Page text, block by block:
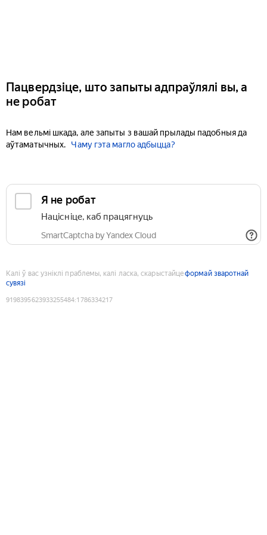
Пацвердзіце, што запыты адпраўлялі вы, а
не робат
Нам вельмі шкада, але запыты з вашай прылады падобныя да
аўтаматычных.
Чаму гэта магло адбыцца?
Я не робат
Націсніце, каб працягнуць
SmartCaptcha by Yandex Cloud
Калі ў вас узніклі праблемы, калі ласка, скарыстайцеформай зваротнай
сувязі
9198395623933255484:1786334217